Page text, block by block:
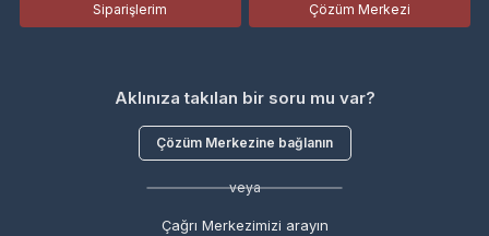
Siparişlerim Çözüm Merkezi
Aklınıza takılan bir soru mu var?
Çözüm Merkezine bağlanın
veya
Çağrı Merkezimizi arayın